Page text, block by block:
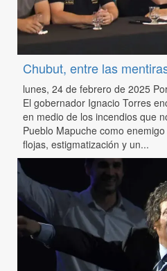
Chubut, entre las
lunes, 24 de febrero de 2025
El gobernador Ignacio Torres
en medio de los incendios que
Pueblo Mapuche como
flojas, estigmatización y un...